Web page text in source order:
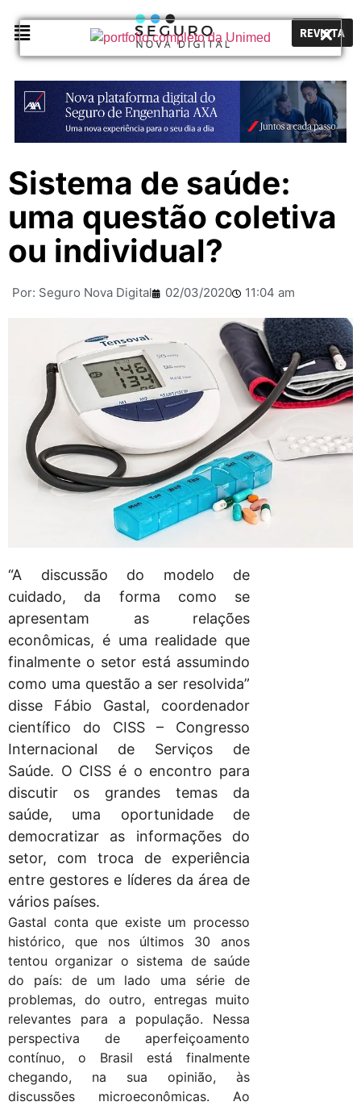
REVISTA
Sistema de saúde:
uma questão coletiva
ou individual?
Por: Seguro Nova Digital 02/03/2020 11:04 am
“A discussão do modelo de
cuidado, da forma como se
apresentam as relações
econômicas, é uma realidade que
finalmente o setor está assumindo
como uma questão a ser resolvida”
disse Fábio Gastal, coordenador
científico do CISS – Congresso
Internacional de Serviços de
Saúde. O CISS é o encontro para
discutir os grandes temas da
saúde, uma oportunidade de
democratizar as informações do
setor, com troca de experiência
entre gestores e líderes da área de
vários países.
Gastal conta que existe um processo
histórico, que nos últimos 30 anos
tentou organizar o sistema de saúde
do país: de um lado uma série de
problemas, do outro, entregas muito
relevantes para a população. Nessa
perspectiva de aperfeiçoamento
contínuo, o Brasil está finalmente
chegando, na sua opinião, às
discussões microeconômicas. Ao